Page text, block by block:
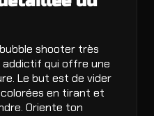
shooter très
qui offre une
Le but est de vider
en tirant et
Oriente ton